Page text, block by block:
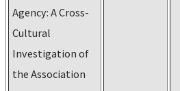
Agency: A Cross-
Cultural
Investigation of
the Association